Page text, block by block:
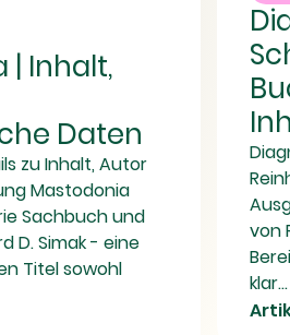
| Inhalt,
Daten
zu Inhalt, Autor
Mastodonia
Sachbuch und
D. Simak - eine
Titel sowohl
Buchdetails
von
klar...